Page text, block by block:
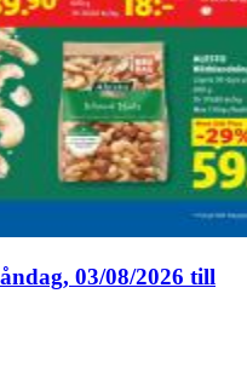
03/08/2026 till